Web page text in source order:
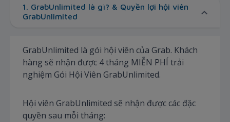
1. GrabUnlimited là gì? & Quyền lợi hội viên
GrabUnlimited
GrabUnlimited là gói hội viên của Grab. Khách
hàng sẽ nhận được 4 tháng MIỄN PHÍ trải
nghiệm Gói Hội Viên GrabUnlimited.
Hội viên GrabUnlimited sẽ nhận được các đặc
quyền sau mỗi tháng: